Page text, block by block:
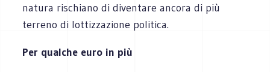
natura rischiano di diventare ancora di più
terreno di lottizzazione politica.
Per qualche euro in più